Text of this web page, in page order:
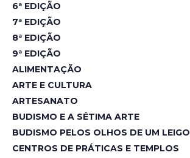
6ª EDIÇÃO
7ª EDIÇÃO
8ª EDIÇÃO
9ª EDIÇÃO
ALIMENTAÇÃO
ARTE E CULTURA
ARTESANATO
BUDISMO E A SÉTIMA ARTE
BUDISMO PELOS OLHOS DE UM LEIGO
CENTROS DE PRÁTICAS E TEMPLOS